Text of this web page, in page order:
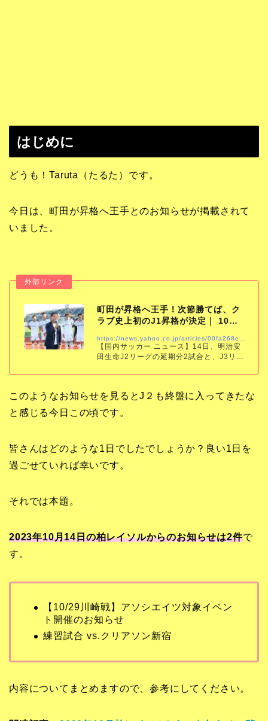
はじめに
どうも！Taruta（たるた）です。
今日は、町田が昇格へ王手とのお知らせが掲載されて
いました。
町田が昇格へ王手！次節勝てば、ク
ラブ史上初のJ1昇格が決定｜ 10月1
https://news.yahoo.co.jp/articles/00fa268ed18495f6a22348db56fcafc79bd98581
【国内サッカー ニュース】14日、明治安
田生命J2リーグの延期分2試合と、J3リー
各地で激闘が繰り広げられた。
このようなお知らせを見るとJ２も終盤に入ってきたな
と感じる今日この頃です。
皆さんはどのような1日でしたでしょうか？良い1日を
過ごせていれば幸いです。
それでは本題。
2023年10月14日の柏レイソルからのお知らせは2件で
す。
【10/29川崎戦】アソシエイツ対象イベン
ト開催のお知らせ
練習試合 vs.クリアソン新宿
内容についてまとめますので、参考にしてください。